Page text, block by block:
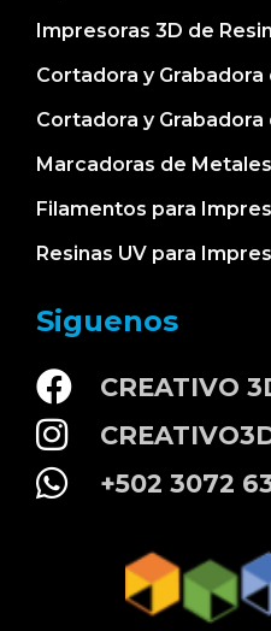
Impresoras 3D de
Cortadora y Grabadora
Cortadora y
Marcadoras de
Filamentos para
Resinas UV para
Siguenos
CREATIVO
+502 3072